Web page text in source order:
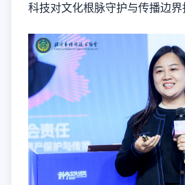
科技对文化根脉守护与传播边界